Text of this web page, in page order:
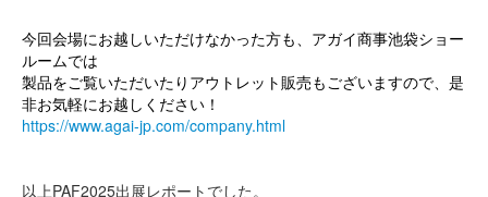
今回会場にお越しいただけなかった方も、アガイ商事池袋ショー
ルームでは
製品をご覧いただいたりアウトレット販売もございますので、是
非お気軽にお越しください！
https://www.agai-jp.com/company.html
以上PAF2025出展レポートでした。